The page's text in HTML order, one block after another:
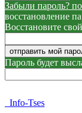
Забыли пароль?
восстановление
Восстановите
Пароль будет
Info-Tses